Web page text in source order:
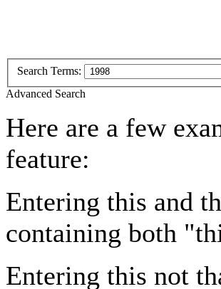
Search Terms:
Advanced Search
Here are a few
feature:
Entering this and
containing both
Entering this not